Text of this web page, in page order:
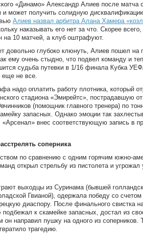
«Динамо» Александр Алиев после
и может получить солидную
Алиев назвал арбитра Алана Хамера
наказывать его нет за что. Скорее
10 матчей, а клуб оштрафуют.
довольно глубоко клюнуть, Алиев пошел на
ему очень стыдно, что подвел команду и
судьба путевки в 1/16 финала Кубка
не все.
надо оплатить работу плотника, который
стадиона «Эмирейтс», пострадавшую
(помощник главного тренера) по
запасных. Однако эмоции так
«Арсенал» внес соответствующую запись в
соперника
по сравнению с одним горячим южно-
открыл стрельбу из пистолета и угрожал
выходцы из Суринама (бывшей
Гвианой), одержала победу со
диаспору. После финального свистка
к скамейке запасных, достал из
направил пушку на одного из соперников.
трагедию.